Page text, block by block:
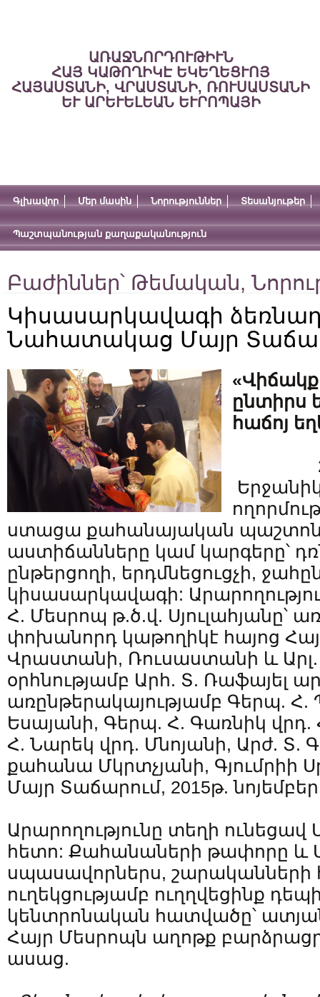
ԱՌԱՋՆՈՐԴՈՒԹԻՒՆ
ՀԱՅ ԿԱԹՈՂԻԿԷ ԵԿԵՂԵՑՒՈՅ
ՀԱՅԱՍՏԱՆԻ, ՎՐԱՍՏԱՆԻ, ՌՈՒՍԱՍՏԱՆԻ
ԵՒ ԱՐԵՒԵԼԵԱՆ ԵՒՐՈՊԱՅԻ
Գլխավոր Մեր մասին Նորություններ Տեսանյութեր
Պաշտպանության քաղաքականություն
Բաժիններ՝ Թեմական,
Կիսասարկավագի
Նահատակաց Մայր
«Վիճակք
ընտիրս
հաճոյ
ստացա քահանայական
աստիճանները կամ կարգերը՝
ընթերցողի, երդմնեցուցչի,
կիսասարկավագի:
Հ. Մեսրոպ թ.ծ.վ. Սյուլահյանը՝
փոխանորդ կաթողիկէ հայոց
Վրաստանի, Ռուսաստանի և Արլ.
օրհնությամբ Արհ. Տ. Ռաֆայել
առընթերակայությամբ Գերպ. Հ.
Եսայանի, Գերպ. Հ. Գառնիկ վրդ.
Հ. Նարեկ վրդ. Մնոյանի, Արժ. Տ.
քահանա Մկրտչյանի,
Մայր Տաճարում, 2015թ.
Արարողությունը տեղի
հետո: Քահանաների թափորը և
սպասավորներս, շարականների
ուղեկցությամբ ուղղվեցինք
կենտրոնական հատվածը՝
Հայր Մեսրոպն աղոթք
ասաց.